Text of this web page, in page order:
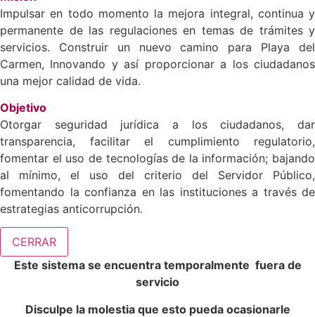
Impulsar en todo momento la mejora integral, continua y
permanente de las regulaciones en temas de trámites y
servicios. Construir un nuevo camino para Playa del
Carmen, Innovando y así proporcionar a los ciudadanos
una mejor calidad de vida.
Objetivo
Otorgar seguridad jurídica a los ciudadanos, dar
transparencia, facilitar el cumplimiento regulatorio,
fomentar el uso de tecnologías de la información; bajando
al mínimo, el uso del criterio del Servidor Público,
fomentando la confianza en las instituciones a través de
estrategias anticorrupción.
CERRAR
Este sistema se encuentra temporalmente fuera de
servicio
Disculpe la molestia que esto pueda ocasionarle